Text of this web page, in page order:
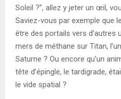
Soleil ?”, allez y jeter un œil,
Saviez-vous par exemple que
être des portails vers d’autres
mers de méthane sur Titan,
Saturne ? Ou encore qu’un
tête d’épingle, le tardigrade,
le vide spatial ?